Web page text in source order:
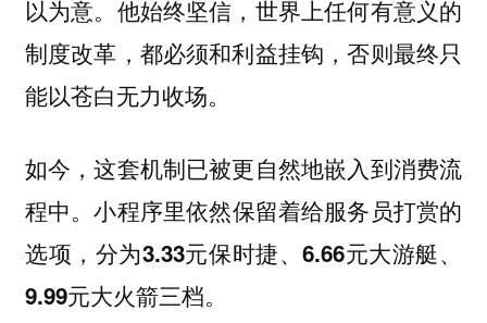
以为意。他始终坚信，世界上任何有意义的
制度改革，都必须和利益挂钩，否则最终只
能以苍白无力收场。
如今，这套机制已被更自然地嵌入到消费流
程中。小程序里依然保留着给服务员打赏的
选项，分为3.33元保时捷、6.66元大游艇、
9.99元大火箭三档。